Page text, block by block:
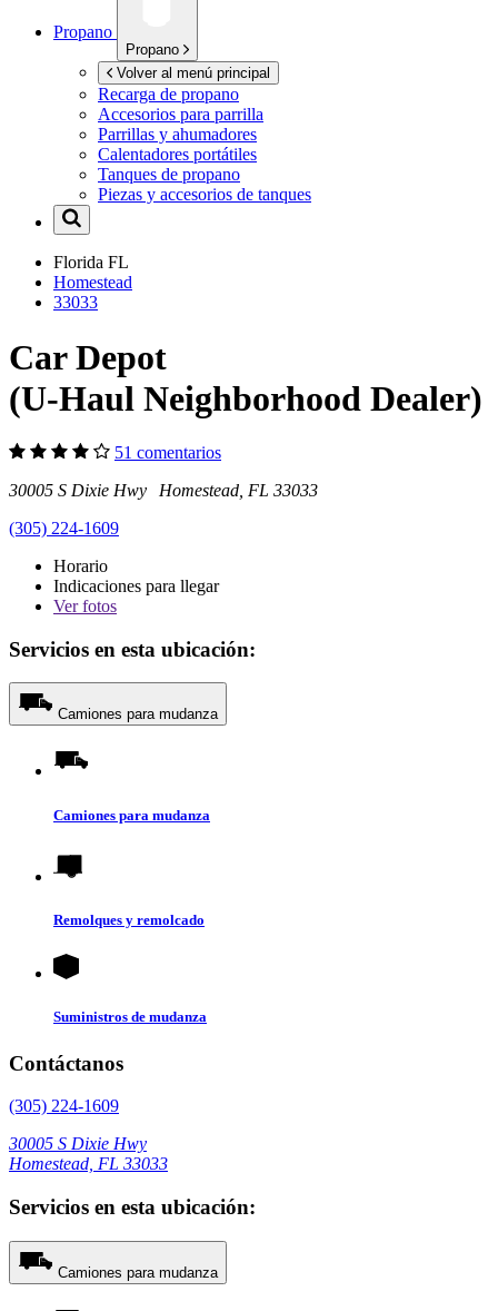
Propano
Propano
Volver al menú principal
Recarga de propano
Accesorios para parrilla
Parrillas y ahumadores
Calentadores portátiles
Tanques de propano
Piezas y accesorios de tanques
Florida FL
Homestead
33033
Car Depot
(U-Haul Neighborhood Dealer)
51 comentarios
30005 S Dixie Hwy Homestead, FL 33033
(305) 224-1609
Horario
Indicaciones para llegar
Verfotos
Servicios en esta ubicación:
Camiones para mudanza
Camiones para mudanza
Remolques y remolcado
Suministros de mudanza
Contáctanos
(305) 224-1609
30005 S Dixie Hwy
Homestead, FL 33033
Servicios en esta ubicación:
Camiones para mudanza